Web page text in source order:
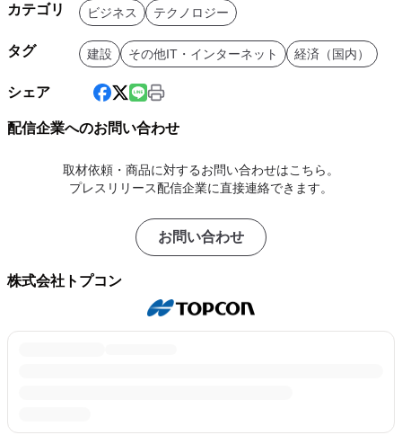
カテゴリ ビジネス テクノロジー
タグ 建設 その他IT・インターネット 経済（国内）
シェア
配信企業へのお問い合わせ
取材依頼・商品に対するお問い合わせはこちら。
プレスリリース配信企業に直接連絡できます。
お問い合わせ
株式会社トプコン